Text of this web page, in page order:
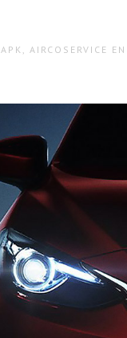
APK, AIRCOSERVICE